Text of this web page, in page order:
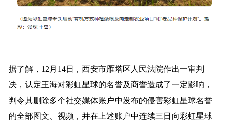
据了解，12月14日，西安市雁塔区人民法院作出一审判
决，认定王海对彩虹星球的名誉及商誉造成了一定影响，
判令其删除多个社交媒体账户中发布的侵害彩虹星球名誉
的全部图文、视频，并在上述账户中连续三日向彩虹星球